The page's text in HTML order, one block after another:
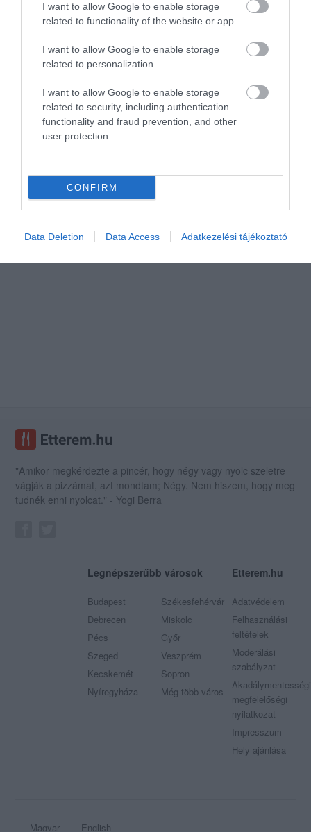
I want to allow Google to enable storage
related to functionality of the website or app.
I want to allow Google to enable storage
related to personalization.
I want to allow Google to enable storage
related to security, including authentication
functionality and fraud prevention, and other
user protection.
CONFIRM
Data Deletion Data Access Adatkezelési tájékoztató
"Amikor megkérdezte a pincér, hogy négy vagy nyolc szeletre
vágják a pizzámat, azt mondtam; Négy. Nem hiszem, hogy meg
tudnék enni nyolcat." - Yogi Berra
Legnépszerűbb városok
Budapest
Debrecen
Pécs
Szeged
Kecskemét
Nyíregyháza
Székesfehérvár
Miskolc
Győr
Veszprém
Sopron
Még több város
Etterem.hu
Adatvédelem
Felhasználási
feltételek
Moderálási
szabályzat
Akadálymentességi
megfelelőségi
nyilatkozat
Impresszum
Hely ajánlása
Magyar English